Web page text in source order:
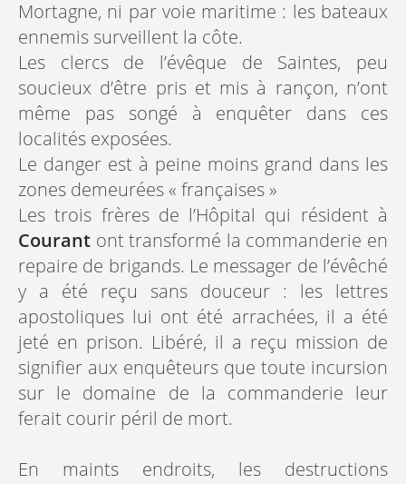
Mortagne, ni par voie maritime : les bateaux
ennemis surveillent la côte.
Les clercs de l’évêque de Saintes, peu
soucieux d’être pris et mis à rançon, n’ont
même pas songé à enquêter dans ces
localités exposées.
Le danger est à peine moins grand dans les
zones demeurées « françaises »
Les trois frères de l’Hôpital qui résident à
Courant ont transformé la commanderie en
repaire de brigands. Le messager de l’évêché
y a été reçu sans douceur : les lettres
apostoliques lui ont été arrachées, il a été
jeté en prison. Libéré, il a reçu mission de
signifier aux enquêteurs que toute incursion
sur le domaine de la commanderie leur
ferait courir péril de mort.
En maints endroits, les destructions